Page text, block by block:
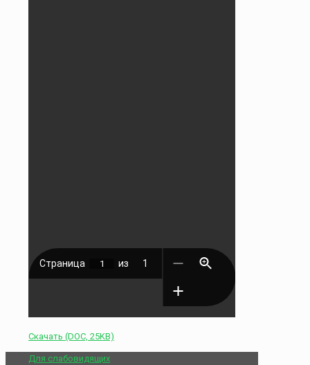
Скачать (DOC, 25KB)
Для слабовидящих